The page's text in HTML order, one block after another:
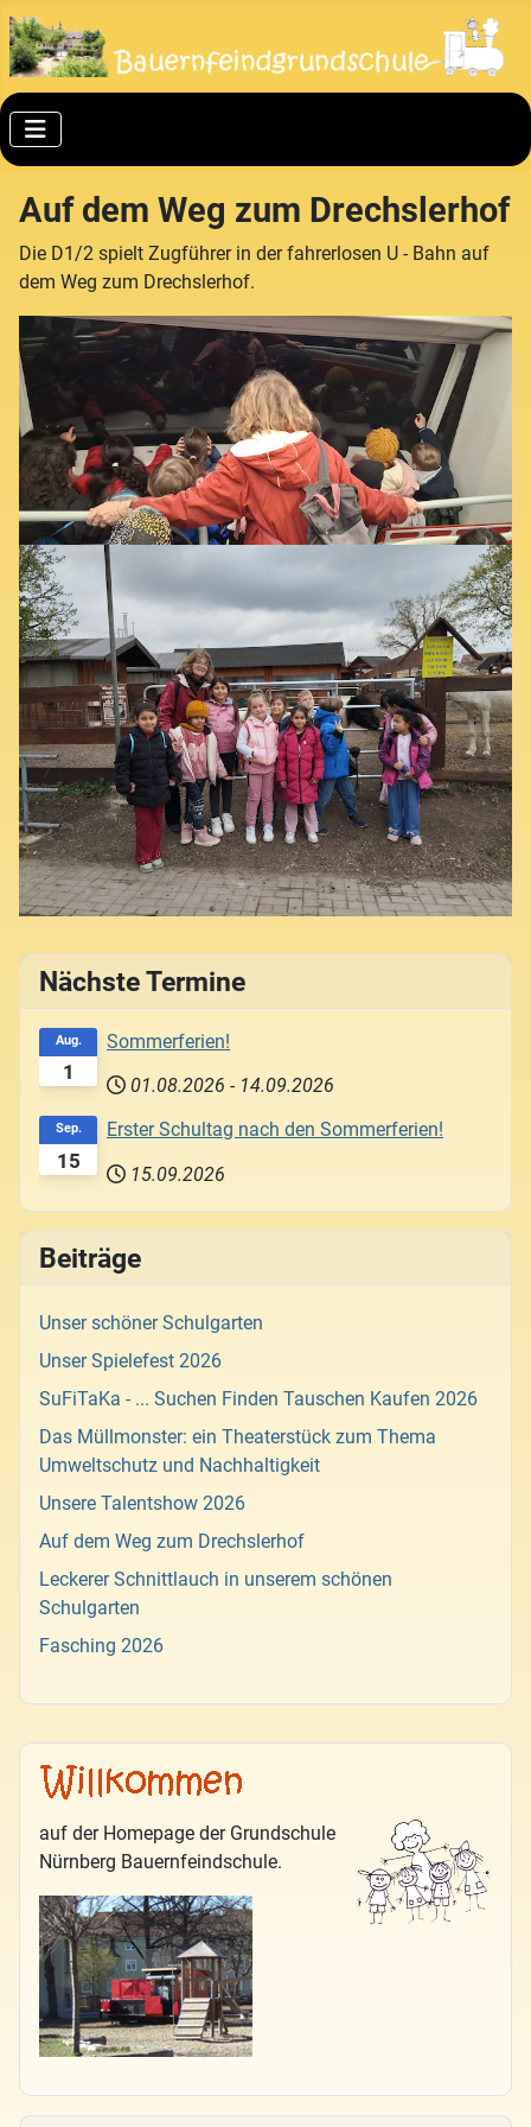
auf der Homepage der Grundschule
Nürnberg Bauernfeindschule.
Auf dem Weg zum Drechslerhof
Die D1/2 spielt Zugführer in der fahrerlosen U - Bahn auf
dem Weg zum Drechslerhof.
Nächste Termine
1
Aug.
Sommerferien!
01.08.2026 - 14.09.2026
15
Sep.
Erster Schultag nach den Sommerferien!
15.09.2026
Beiträge
Unser schöner Schulgarten
Unser Spielefest 2026
SuFiTaKa - ... Suchen Finden Tauschen Kaufen 2026
Das Müllmonster: ein Theaterstück zum Thema
Umweltschutz und Nachhaltigkeit
Unsere Talentshow 2026
Auf dem Weg zum Drechslerhof
Leckerer Schnittlauch in unserem schönen
Schulgarten
Fasching 2026